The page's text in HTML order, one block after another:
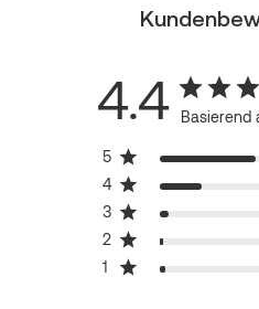
4.4 Basierend
5
4
3
2
1